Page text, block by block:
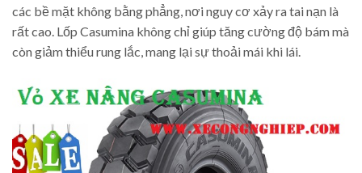
các bề mặt không bằng phẳng, nơi nguy cơ xảy ra tai nạn là
rất cao. Lốp Casumina không chỉ giúp tăng cường độ bám mà
còn giảm thiểu rung lắc, mang lại sự thoải mái khi lái.